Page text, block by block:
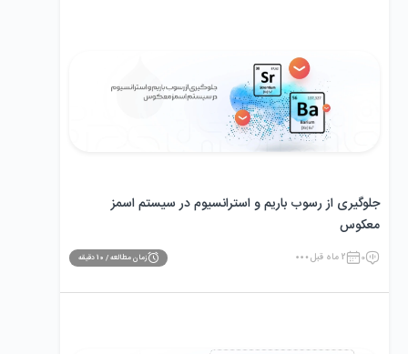
جلوگیری از رسوب باریم و استرانسیوم در سیستم اسمز
معکوس
0 2 ماه قبل زمان مطالعه / 10دقیقه